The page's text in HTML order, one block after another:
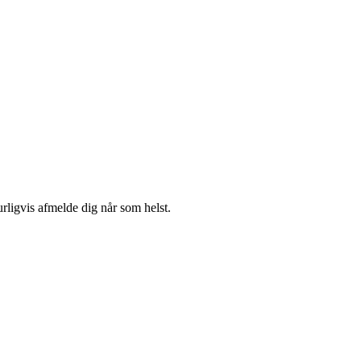
afmelde dig når som helst.